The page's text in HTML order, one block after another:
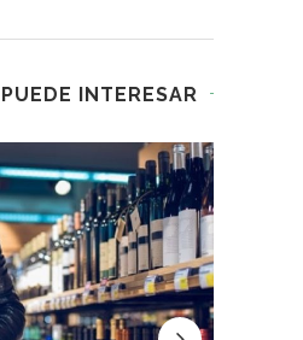
INTERESAR